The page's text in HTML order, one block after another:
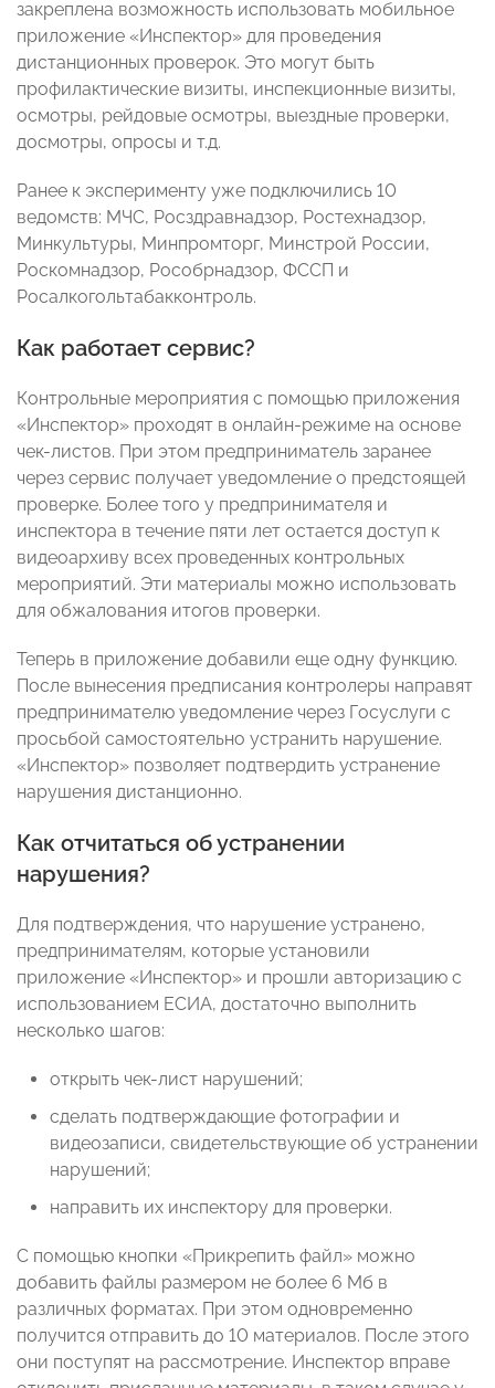
закреплена возможность использовать мобильное
приложение «Инспектор» для проведения
дистанционных проверок. Это могут быть
профилактические визиты, инспекционные визиты,
осмотры, рейдовые осмотры, выездные проверки,
досмотры, опросы и т.д.
Ранее к эксперименту уже подключились 10
ведомств: МЧС, Росздравнадзор, Ростехнадзор,
Минкультуры, Минпромторг, Минстрой России,
Роскомнадзор, Рособрнадзор, ФССП и
Росалкогольтабакконтроль.
Как работает сервис?
Контрольные мероприятия с помощью приложения
«Инспектор» проходят в онлайн-режиме на основе
чек-листов. При этом предприниматель заранее
через сервис получает уведомление о предстоящей
проверке. Более того у предпринимателя и
инспектора в течение пяти лет остается доступ к
видеоархиву всех проведенных контрольных
мероприятий. Эти материалы можно использовать
для обжалования итогов проверки.
Теперь в приложение добавили еще одну функцию.
После вынесения предписания контролеры направят
предпринимателю уведомление через Госуслуги с
просьбой самостоятельно устранить нарушение.
«Инспектор» позволяет подтвердить устранение
нарушения дистанционно.
Как отчитаться об устранении
нарушения?
Для подтверждения, что нарушение устранено,
предпринимателям, которые установили
приложение «Инспектор» и прошли авторизацию с
использованием ЕСИА, достаточно выполнить
несколько шагов:
открыть чек-лист нарушений;
сделать подтверждающие фотографии и
видеозаписи, свидетельствующие об устранении
нарушений;
направить их инспектору для проверки.
С помощью кнопки «Прикрепить файл» можно
добавить файлы размером не более 6 Мб в
различных форматах. При этом одновременно
получится отправить до 10 материалов. После этого
они поступят на рассмотрение. Инспектор вправе